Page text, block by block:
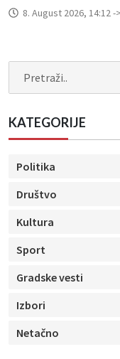
8. August 2026, 14:12 -
KATEGORIJE
Politika
Društvo
Kultura
Sport
Gradske vesti
Izbori
Netačno